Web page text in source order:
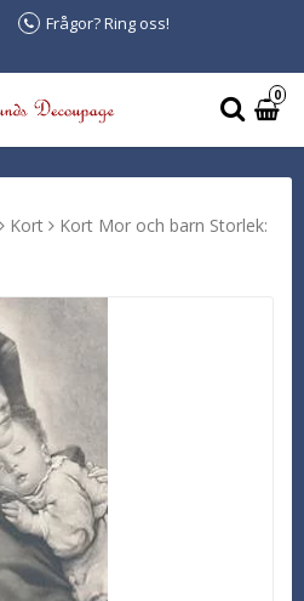
Frågor? Ring oss!
0
Kort
Kort Mor och barn Storlek: